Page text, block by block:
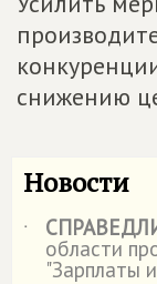
снижению
Новости
˙
области
"Зарплаты